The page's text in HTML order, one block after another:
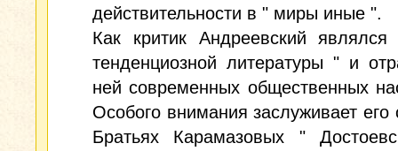
действительности в " миры иные ".
Как критик Андреевский
тенденциозной литературы " и
ней современных общественных
Особого внимания заслуживает его
Братьях Карамазовых "